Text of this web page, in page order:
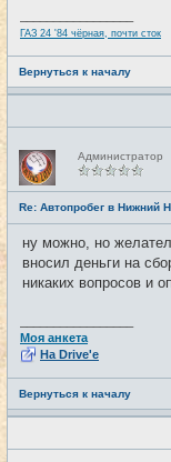
ГАЗ 24 '84 чёрная, почти сток
Вернуться к началу
Н
е
в
с
е
т
и
Администратор
Re: Автопробег в Нижний
ну можно, но
вносил деньги на
никаких вопросов и
Моя анкета
На Drive'e
Вернуться к началу